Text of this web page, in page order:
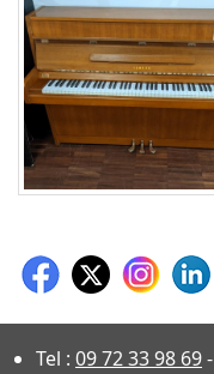
Tel : 09 72 33 98 69-